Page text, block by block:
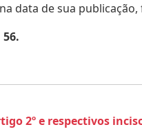
data de sua
2º e respectivos